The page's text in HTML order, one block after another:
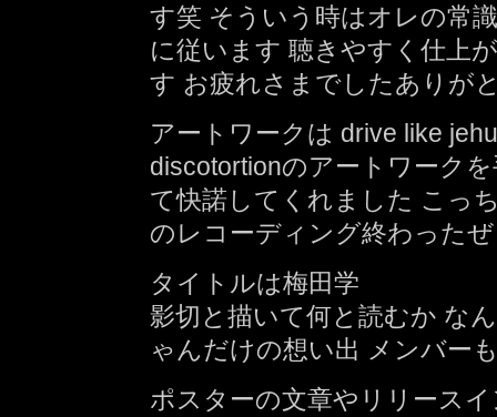
す笑 そういう時はオレの常
に従います 聴きやすく仕上
す お疲れさまでしたありが
アートワークは drive like
discotortionのアートワーク
て快諾してくれました こっ
のレコーディング終わった
タイトルは梅田学
影切と描いて何と読むか な
ゃんだけの想い出 メンバー
ポスターの文章やリリース